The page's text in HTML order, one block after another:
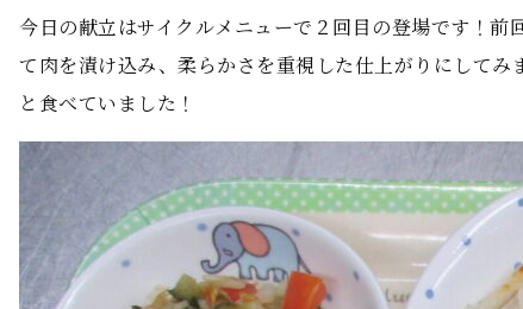
今日の献立はサイクルメニューで２回目の登場です！
て肉を漬け込み、柔らかさを重視した仕上がりにして
と食べていました！